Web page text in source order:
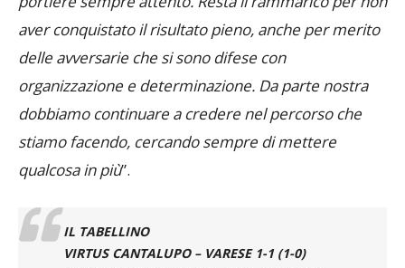
aggressività trovando il meritato pareggio e
costruendo ancora tanto, ma abbiamo trovato un
portiere sempre attento. Resta il rammarico per non
aver conquistato il risultato pieno, anche per merito
delle avversarie che si sono difese con
organizzazione e determinazione. Da parte nostra
dobbiamo continuare a credere nel percorso che
stiamo facendo, cercando sempre di mettere
qualcosa in più”.